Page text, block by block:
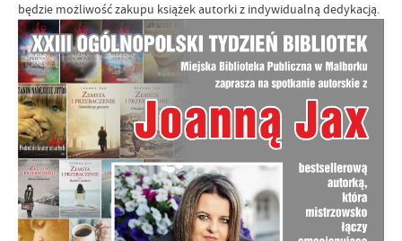
będzie możliwość zakupu książek autorki z indywidualną dedykacją.